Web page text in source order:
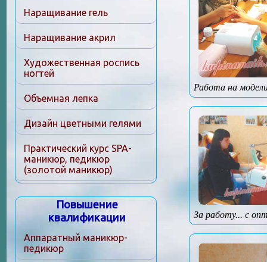
Работа на
За работу... с
Наращивание гель
Наращивание акрил
Художественная роспись
ногтей
Объемная лепка
Дизайн цветными гелями
Практический курс SPA-
маникюр, педикюр
(золотой маникюр)
Повышение
квалификации
Аппаратный маникюр-
педикюр